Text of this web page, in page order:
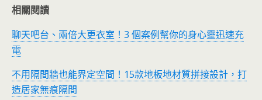
相關閱讀
聊天吧台、兩倍大更衣室！3 個案例幫你的身心靈迅速充
電
不用隔間牆也能界定空間！15款地板地材質拼接設計，打
造居家無痕隔間